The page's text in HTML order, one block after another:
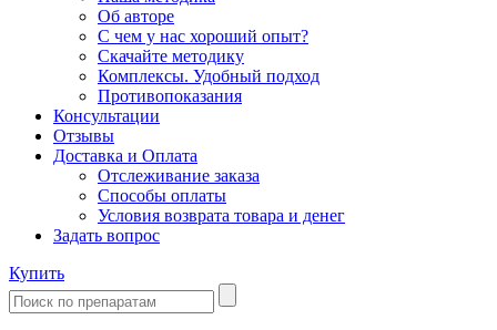
Об авторе
С чем у нас хороший опыт?
Скачайте методику
Комплексы. Удобный подход
Противопоказания
Консультации
Отзывы
Доставка и Оплата
Отслеживание заказа
Способы оплаты
Условия возврата товара и денег
Задать вопрос
Купить